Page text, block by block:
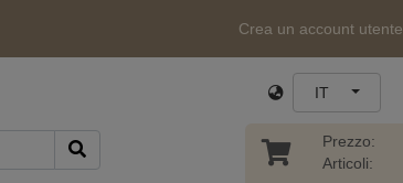
Crea un account utente
IT
Prezzo:
Articoli: